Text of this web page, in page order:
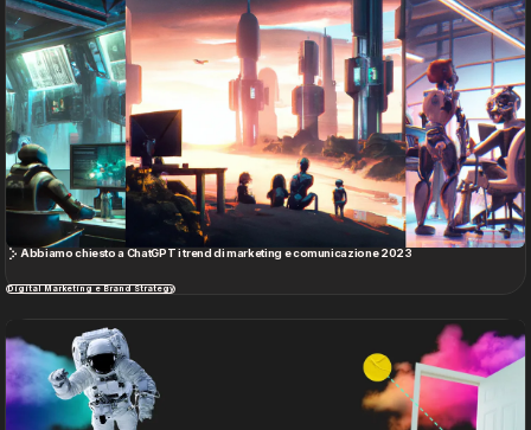
Abbiamo chiesto a ChatGPT i trend di marketing e comunicazione 2023
Digital Marketing e Brand Strategy